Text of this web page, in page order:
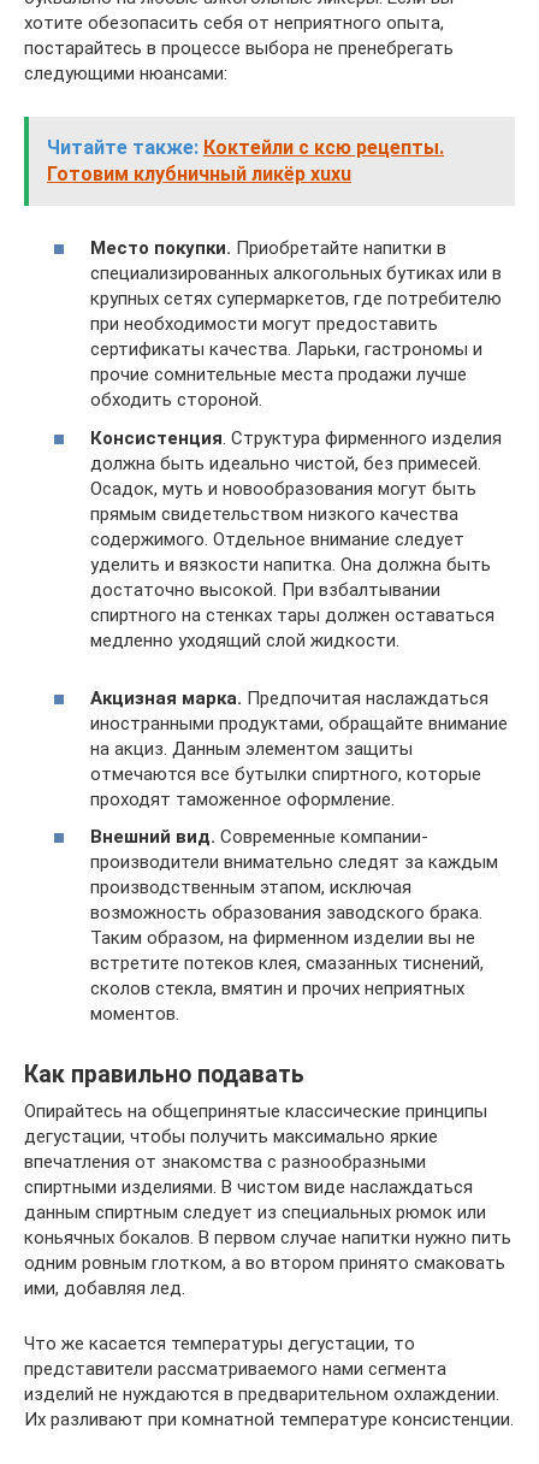
хотите обезопасить себя от неприятного опыта,
постарайтесь в процессе выбора не пренебрегать
следующими нюансами:
Читайте также: Коктейли с ксю рецепты.
Готовим клубничный ликёр xuxu
Место покупки. Приобретайте напитки в
специализированных алкогольных бутиках или в
крупных сетях супермаркетов, где потребителю
при необходимости могут предоставить
сертификаты качества. Ларьки, гастрономы и
прочие сомнительные места продажи лучше
обходить стороной.
Консистенция . Структура фирменного изделия
должна быть идеально чистой, без примесей.
Осадок, муть и новообразования могут быть
прямым свидетельством низкого качества
содержимого. Отдельное внимание следует
уделить и вязкости напитка. Она должна быть
достаточно высокой. При взбалтывании
спиртного на стенках тары должен оставаться
медленно уходящий слой жидкости.
Акцизная марка. Предпочитая наслаждаться
иностранными продуктами, обращайте внимание
на акциз. Данным элементом защиты
отмечаются все бутылки спиртного, которые
проходят таможенное оформление.
Внешний вид. Современные компании-
производители внимательно следят за каждым
производственным этапом, исключая
возможность образования заводского брака.
Таким образом, на фирменном изделии вы не
встретите потеков клея, смазанных тиснений,
сколов стекла, вмятин и прочих неприятных
моментов.
Как правильно подавать
Опирайтесь на общепринятые классические принципы
дегустации, чтобы получить максимально яркие
впечатления от знакомства с разнообразными
спиртными изделиями. В чистом виде наслаждаться
данным спиртным следует из специальных рюмок или
коньячных бокалов. В первом случае напитки нужно пить
одним ровным глотком, а во втором принято смаковать
ими, добавляя лед.
Что же касается температуры дегустации, то
представители рассматриваемого нами сегмента
изделий не нуждаются в предварительном охлаждении.
Их разливают при комнатной температуре консистенции.